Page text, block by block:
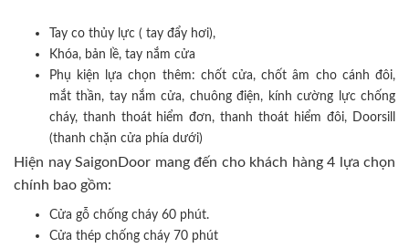
Tay co thủy lực ( tay đẩy hơi),
Khóa, bản lề, tay nắm cửa
Phụ kiện lựa chọn thêm: chốt cửa, chốt âm cho cánh đôi,
mắt thần, tay nắm cửa, chuông điện, kính cường lực chống
cháy, thanh thoát hiểm đơn, thanh thoát hiểm đôi, Doorsill
(thanh chặn cửa phía dưới)
Hiện nay SaigonDoor mang đến cho khách hàng 4 lựa chọn
chính bao gồm:
Cửa gỗ chống cháy 60 phút.
Cửa thép chống cháy 70 phút